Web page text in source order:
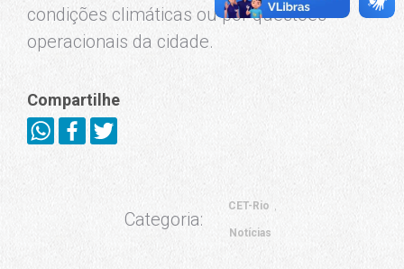
condições climáticas ou por questões
operacionais da cidade.
Compartilhe
Categoria:
CET-Rio
Notícias